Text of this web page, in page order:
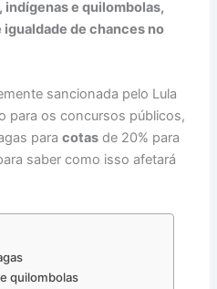
e quilombolas,
de chances no
sancionada pelo Lula
para os concursos públicos,
paracotas de 20% para
saber como isso afetará
quilombolas